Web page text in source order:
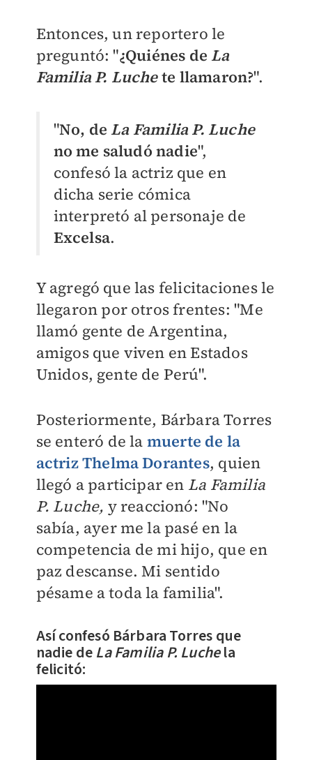
Entonces, un reportero le
preguntó: "¿Quiénes de La
Familia P. Luchete llamaron?".
"No, de La Familia P. Luche
no me saludó nadie",
confesó la actriz que en
dicha serie cómica
interpretó al personaje de
Excelsa.
Y agregó que las felicitaciones le
llegaron por otros frentes: "Me
llamó gente de Argentina,
amigos que viven en Estados
Unidos, gente de Perú".
Posteriormente, Bárbara Torres
se enteró de la muerte de la
actriz Thelma Dorantes, quien
llegó a participar en La Familia
P. Luche, y reaccionó: "No
sabía, ayer me la pasé en la
competencia de mi hijo, que en
paz descanse. Mi sentido
pésame a toda la familia".
Así confesó Bárbara Torres que
nadie deLa Familia P. Luchela
felicitó: